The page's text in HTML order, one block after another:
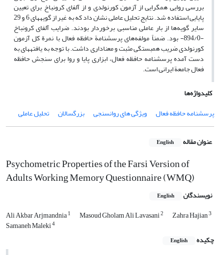
بررسی روایی همگرایی از آزمون کورنولدی و از آلفای کرونباخ برای تعیین
پایایی استفاده شد. نتایج تحلیل عاملی نشان داد که به ‌غیر از گویه­های 6 و 29
سایر گویه‌ها از بار عاملی مناسبی برخوردار بودند. ضرایب آلفای کرونباخ
-894/0- بود. ضمناً مولفه‌های پرسشنامة حافظه فعال با نمرة کل آزمون
کورنولدی ضریب همبستگی مثبت و معنا‌داری داشت. با توجه به یافته­های به
‌دست‌ آمده پرسشنامه حافظه فعال، ابزاری پایا و روا برای سنجش حافظه
فعال جامعة ایرانی است.
کلیدواژه‌ها
پرسشنامه حافظه فعال
ویژگی های روانسنجی بزرگسالان تحلیل عاملی
عنوان مقاله English
Psychometric Properties of the Farsi Version of
Adults Working Memory Questionnaire (WMQ)
نویسندگان English
Ali Akbar Arjmandnia1 Masoud Gholam Ali Lavasani2 Zahra Hajian3
Samaneh Maleki4
چکیده English